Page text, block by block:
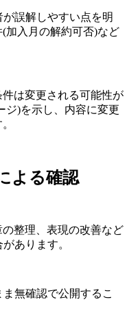
誤解しやすい点を明
加入月の解約可否)など
は変更される可能性が
ジ)を示し、内容に変更
よる確認
整理、表現の改善など
あります。
無確認で公開するこ